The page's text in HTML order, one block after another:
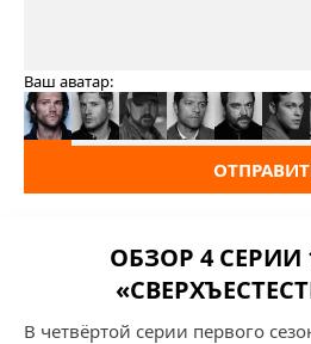
Ваш аватар:
ОБЗОР 4 СЕРИИ
В четвёртой серии первого